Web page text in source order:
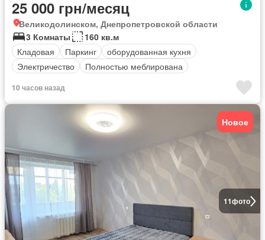
25 000 грн/месяц
Великодолинском, Днепропетровской области
3 Комнаты
160 кв.м
Кладовая
Паркинг
оборудованная кухня
Электричество
Полностью меблирована
10 часов назад
11фото
Новое